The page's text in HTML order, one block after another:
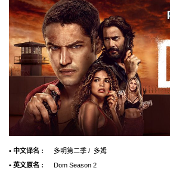
• 中文译名 :
多明第二季 / 多姆
• 英文原名 :
Dom Season 2